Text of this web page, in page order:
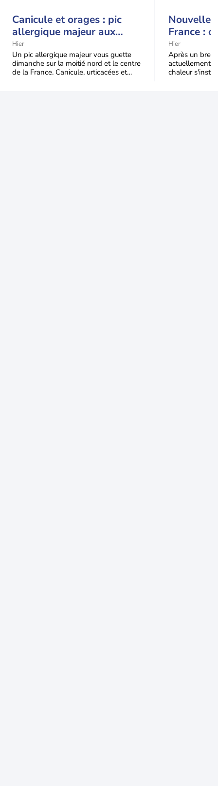
Canicule et orages : pic
allergique majeur aux
urticacées sur la moitié
nord
Hier
Un pic allergique majeur vous guette
dimanche sur la moitié nord et le centre
de la France. Canicule, urticacées et
Nouvelle
France :
Hier
Après un bref
actuellement,
chaleur